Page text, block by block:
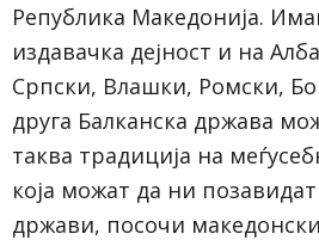
Република Македонија.
издавачка дејност и на
Српски, Влашки, Ромски,
друга Балканска држава
таква традиција на
која можат да ни
држави, посочи